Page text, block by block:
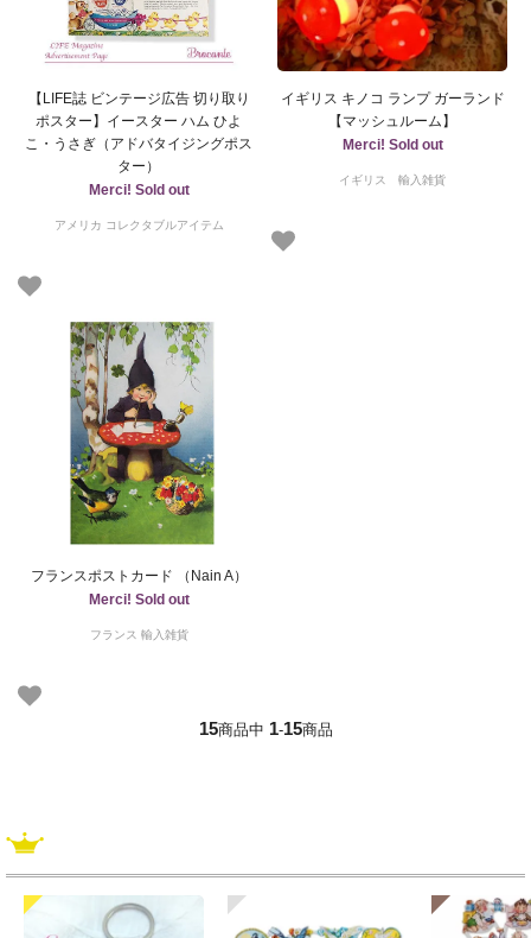
【LIFE誌 ビンテージ広告 切り取り
ポスター】イースター ハム ひよ
こ・うさぎ（アドバタイジングポス
ター）
Merci! Sold out
アメリカ コレクタブルアイテム
イギリス キノコ ランプ ガーランド
【マッシュルーム】
Merci! Sold out
イギリス 輸入雑貨
フランスポストカード （Nain A）
Merci! Sold out
フランス 輸入雑貨
15商品中 1-15商品